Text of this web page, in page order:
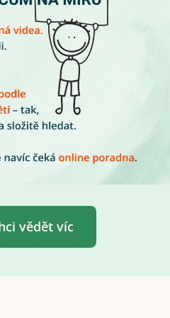
vědět víc